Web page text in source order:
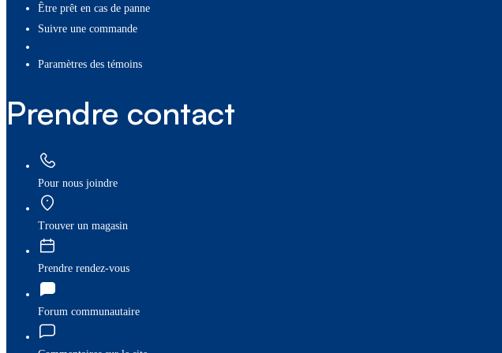
Être prêt en cas de panne
Suivre une commande
paramètres des témoins
Prendre contact
Pour nous joindre
Trouver un magasin
Prendre rendez-vous
Forum communautaire